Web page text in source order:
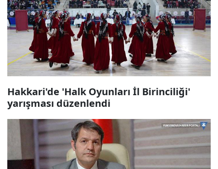
Hakkari'de 'Halk Oyunları İl Birinciliği'
yarışması düzenlendi